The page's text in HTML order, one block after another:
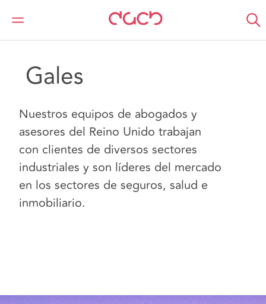
DAC Beachcroft Location Reino Unido
Gales
Nuestros equipos de abogados y
asesores del Reino Unido trabajan
con clientes de diversos sectores
industriales y son líderes del mercado
en los sectores de seguros, salud e
inmobiliario.